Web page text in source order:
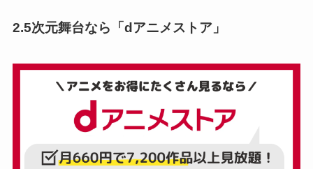
2.5次元舞台なら「dアニメストア」